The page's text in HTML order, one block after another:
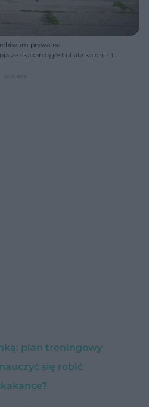
prywatne
ze skakanką jest utrata kalorii - 10
plan treningowy
się robić